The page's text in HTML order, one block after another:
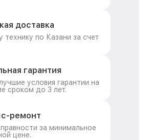
доставка
технику по Казани за счет
гарантия
условия гарантии на
сроком до 3 лет.
ремонт
за минимальное
цене.